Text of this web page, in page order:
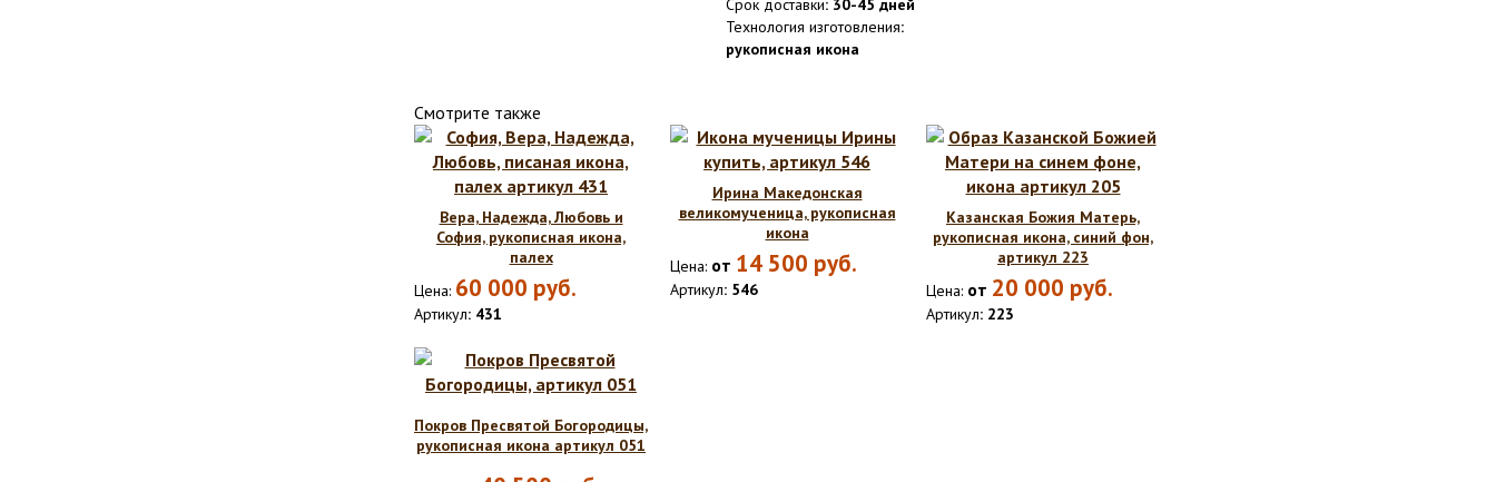
Срок доставки: 30-45 дней
Технология изготовления:
рукописная икона
Смотрите также
Вера, Надежда, Любовь и
София, рукописная икона,
палех
Цена: 60 000 руб.
Артикул: 431
Ирина Македонская
великомученица, рукописная
икона
Цена: от 14 500 руб.
Артикул: 546
Казанская Божия Матерь,
рукописная икона, синий фон,
артикул 223
Цена: от 20 000 руб.
Артикул: 223
Покров Пресвятой Богородицы,
рукописная икона артикул 051